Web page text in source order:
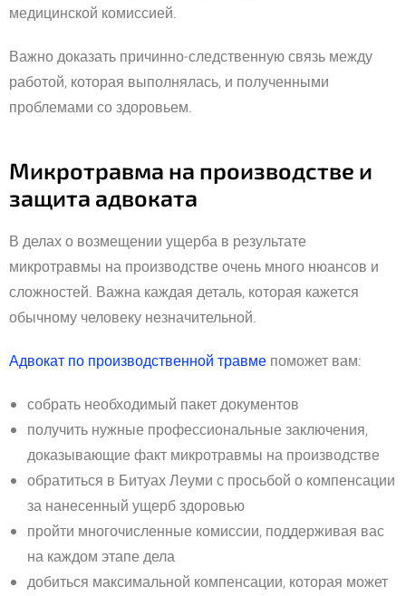
медицинской комиссией.
Важно доказать причинно-следственную связь между
работой, которая выполнялась, и полученными
проблемами со здоровьем.
Микротравма на производстве и
защита адвоката
В делах о возмещении ущерба в результате
микротравмы на производстве очень много нюансов и
сложностей. Важна каждая деталь, которая кажется
обычному человеку незначительной.
Адвокат по производственной травме поможет вам:
собрать необходимый пакет документов
получить нужные профессиональные заключения,
доказывающие факт микротравмы на производстве
обратиться в Битуах Леуми с просьбой о компенсации
за нанесенный ущерб здоровью
пройти многочисленные комиссии, поддерживая вас
на каждом этапе дела
добиться максимальной компенсации, которая может